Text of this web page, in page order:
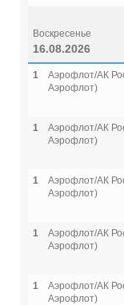
Воскресенье
16.08.2026
1
Аэрофлот/АК
Аэрофлот)
1
Аэрофлот/АК
Аэрофлот)
1
Аэрофлот/АК
Аэрофлот)
1
Аэрофлот/АК
Аэрофлот)
1
Аэрофлот/АК
Аэрофлот)